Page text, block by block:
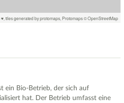
tiles generated by protomaps Protomaps©OpenStreetMap
ein Bio-Betrieb, der sich auf
hat. Der Betrieb umfasst eine